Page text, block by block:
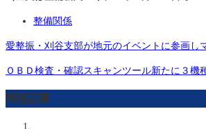
整備関係
愛整振・刈谷支部が地元のイベントに参画し
ＯＢＤ検査・確認スキャンツール新たに３機
関連記事